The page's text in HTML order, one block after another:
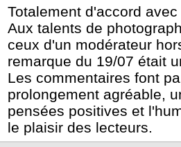
Totalement d'accord
Aux talents de
ceux d'un modérateur
remarque du 19/07 était
Les commentaires font
prolongement agréable,
pensées positives et
le plaisir des lecteurs.